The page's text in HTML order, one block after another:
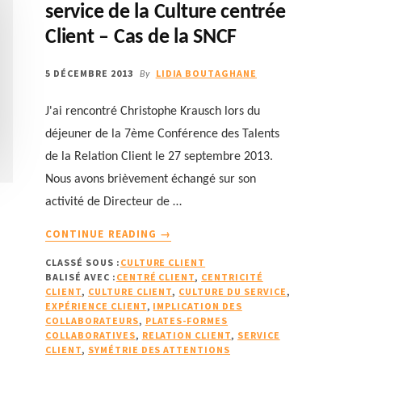
service de la Culture centrée
Client – Cas de la SNCF
5 DÉCEMBRE 2013 By LIDIA BOUTAGHANE
J'ai rencontré Christophe Krausch lors du
déjeuner de la 7ème Conférence des Talents
de la Relation Client le 27 septembre 2013.
Nous avons brièvement échangé sur son
activité de Directeur de …
CONTINUE READING
FORMATION
CONTINUE
AU
SERVICE
DE
LA
→
CLASSÉ SOUS : CULTURE CLIENT
BALISÉ AVEC : CENTRÉ CLIENT, CENTRICITÉ
CLIENT, CULTURE CLIENT, CULTURE DU SERVICE,
EXPÉRIENCE CLIENT, IMPLICATION DES
COLLABORATEURS, PLATES-FORMES
COLLABORATIVES, RELATION CLIENT, SERVICE
CLIENT, SYMÉTRIE DES ATTENTIONS